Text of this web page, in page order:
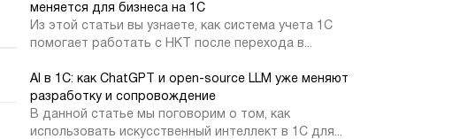
меняется для бизнеса на 1С
Из этой статьи вы узнаете, как система учета 1С
помогает работать с НКТ после перехода в...
AI в 1С: как ChatGPT и open-source LLM уже меняют
разработку и сопровождение
В данной статье мы поговорим о том, как
использовать искусственный интеллект в 1С для...